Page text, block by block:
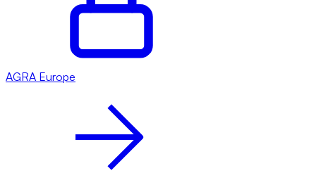
AGRA Europe